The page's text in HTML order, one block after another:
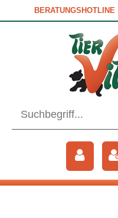
BERATUNGSHOTLINE